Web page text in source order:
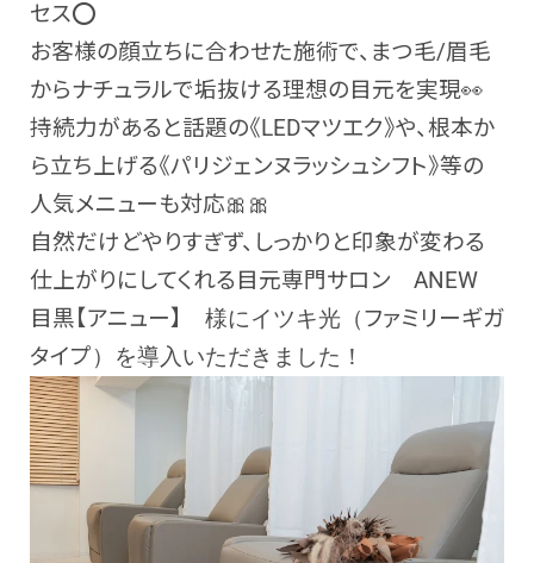
セス⭕
お客様の顔立ちに合わせた施術で、まつ毛/眉毛
からナチュラルで垢抜ける理想の目元を実現👀
持続力があると話題の《LEDマツエク》や、根本か
ら立ち上げる《パリジェンヌラッシュシフト》等の
人気メニューも対応🎀🎀
自然だけどやりすぎず、しっかりと印象が変わる
仕上がりにしてくれる目元専門サロン ANEW
目黒 【アニュー】 様にイツキ光（ファミリーギガ
タイプ）を導入いただきました！